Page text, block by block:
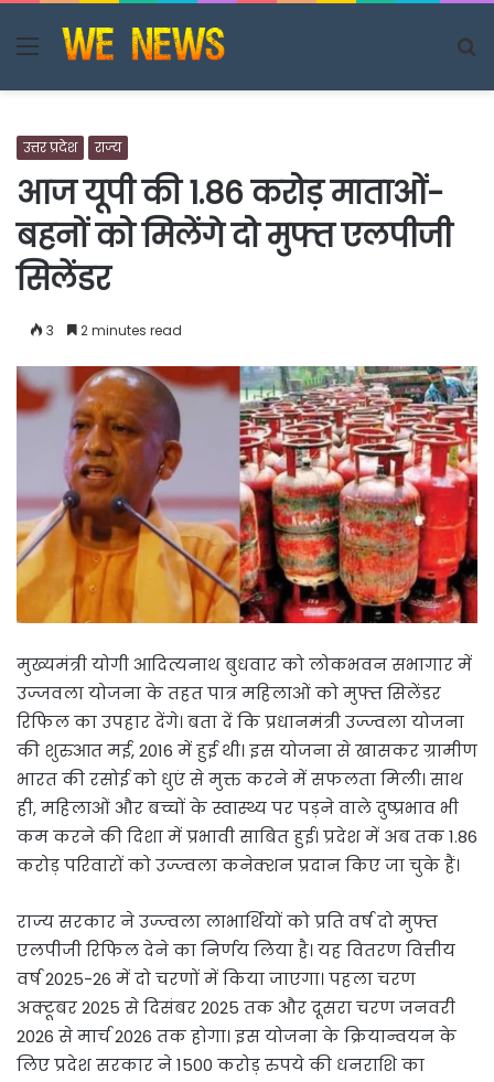
Menu
उत्तर प्रदेश राज्य
आज यूपी की 1.86 करोड़ माताओं-
बहनों को मिलेंगे दो मुफ्त एलपीजी
सिलेंडर
3 2 minutes read
मुख्यमंत्री योगी आदित्यनाथ बुधवार को लोकभवन सभागार में
उज्जवला योजना के तहत पात्र महिलाओं को मुफ्त सिलेंडर
रिफिल का उपहार देंगे। बता दें कि प्रधानमंत्री उज्ज्वला योजना
की शुरुआत मई, 2016 में हुई थी। इस योजना से खासकर ग्रामीण
भारत की रसोई को धुएं से मुक्त करने में सफलता मिली। साथ
ही, महिलाओं और बच्चों के स्वास्थ्य पर पड़ने वाले दुष्प्रभाव भी
कम करने की दिशा में प्रभावी साबित हुई। प्रदेश में अब तक 1.86
करोड़ परिवारों को उज्ज्वला कनेक्शन प्रदान किए जा चुके हैं।
राज्य सरकार ने उज्ज्वला लाभार्थियों को प्रति वर्ष दो मुफ्त
एलपीजी रिफिल देने का निर्णय लिया है। यह वितरण वित्तीय
वर्ष 2025-26 में दो चरणों में किया जाएगा। पहला चरण
अक्टूबर 2025 से दिसंबर 2025 तक और दूसरा चरण जनवरी
2026 से मार्च 2026 तक होगा। इस योजना के क्रियान्वयन के
लिए प्रदेश सरकार ने 1500 करोड़ रुपये की धनराशि का